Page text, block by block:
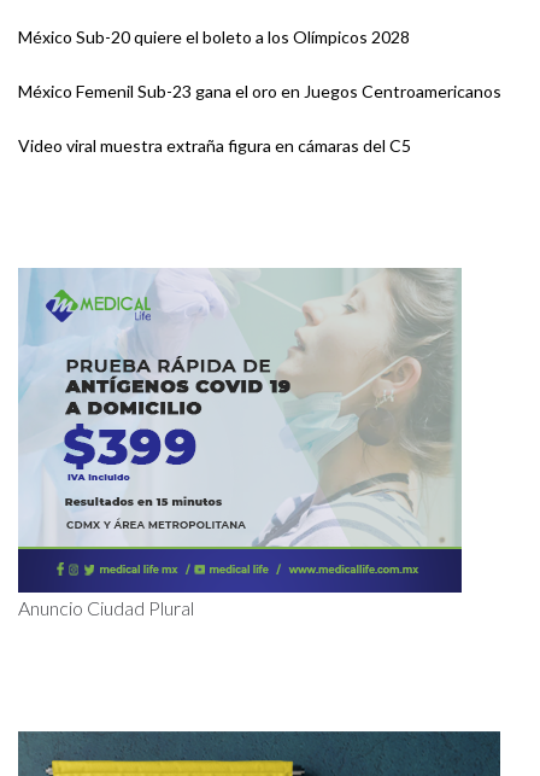
México Sub-20 quiere el boleto a los Olímpicos 2028
México Femenil Sub-23 gana el oro en Juegos Centroamericanos
Video viral muestra extraña figura en cámaras del C5
Anuncio Ciudad Plural